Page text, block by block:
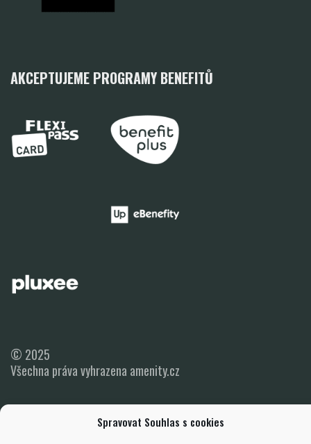
Spravovat Souhlas s cookies
AKCEPTUJEME PROGRAMY BENEFITŮ
© 2025
Všechna práva vyhrazena amenity.cz